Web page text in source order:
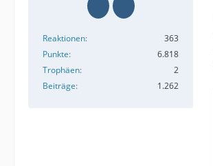
Reaktionen
363
Punkte
6.818
Trophäen
2
Beiträge
1.262